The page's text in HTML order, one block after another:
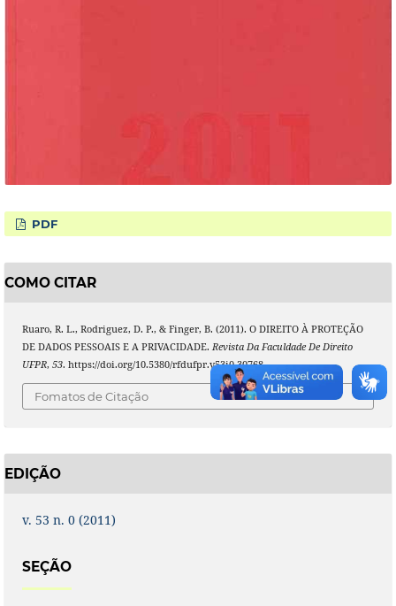
PDF
COMO CITAR
Ruaro, R. L., Rodriguez, D. P., & Finger, B. (2011). O DIREITO À PROTEÇÃO
DE DADOS PESSOAIS E A PRIVACIDADE. Revista Da Faculdade De Direito
UFPR, 53. https://doi.org/10.5380/rfdufpr.v53i0.30768
Fomatos de Citação
EDIÇÃO
v. 53 n. 0 (2011)
SEÇÃO